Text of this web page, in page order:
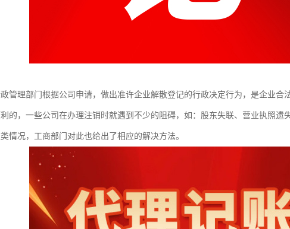
管理部门根据公司申请，做出准许企业解散登记的行政决定行为，是企业合
的，一些公司在办理注销时就遇到不少的阻碍，如：股东失联、营业执照遗
情况，工商部门对此也给出了相应的解决方法。